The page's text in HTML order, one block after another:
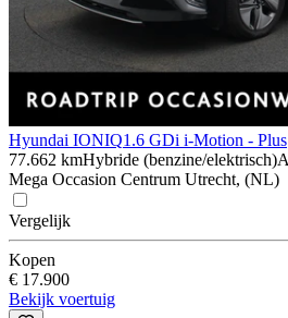
Hyundai IONIQ1.6 GDi i-Motion - Plus
77.662 kmHybride (benzine/elektrisch)
Mega Occasion Centrum Utrecht, (NL)
Vergelijk
Kopen
€ 17.900
Bekijk voertuig